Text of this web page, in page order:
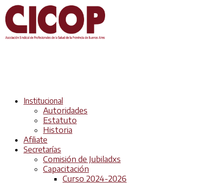
Institucional
Autoridades
Estatuto
Historia
Afiliate
Secretarías
Comisión de Jubiladxs
Capacitación
Curso 2024-2026